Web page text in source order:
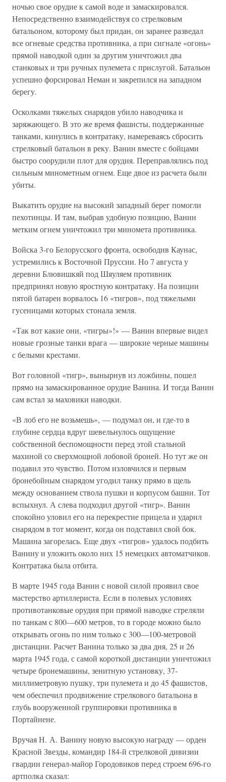
ночью свое орудие к самой воде и замаскировался.
Непосредственно взаимодействуя со стрелковым
батальоном, которому был придан, он заранее разведал
все огневые средства противника, а при сигнале «огонь»
прямой наводкой один за другим уничтожил два
станковых и три ручных пулемета с прислугой. Батальон
успешно форсировал Неман и закрепился на западном
берегу.
Осколками тяжелых снарядов убило наводчика и
заряжающего. В это же время фашисты, поддержанные
танками, кинулись в контратаку, намереваясь сбросить
стрелковый батальон в реку. Ванин вместе с бойцами
быстро соорудили плот для орудия. Переправлялись под
сильным минометным огнем. Еще двое из расчета были
убиты.
Выкатить орудие на высокий западный берег помогли
пехотинцы. И там, выбрав удобную позицию, Ванин
метким огнем уничтожил три миномета противника.
Войска 3-го Белорусского фронта, освободив Каунас,
устремились к Восточной Пруссии. Но 7 августа у
деревни Блювишкяй под Шяуляем противник
предпринял новую яростную контратаку. На позиции
пятой батареи ворвалось 16 «тигров», под тяжелыми
гусеницами которых стонала земля.
«Так вот какие они, «тигры»!» — Ванин впервые видел
новые грозные танки врага — широкие черные машины
с белыми крестами.
Вот головной «тигр», вынырнув из ложбины, пошел
прямо на замаскированное орудие Ванина. И тогда Ванин
сам встал за маховики наводки.
«В лоб его не возьмешь», — подумал он, и где-то в
глубине сердца вдруг шевельнулось ощущение
собственной беспомощности перед этой стальной
махиной со сверхмощной лобовой броней. Но тут же он
подавил это чувство. Потом изловчился и первым
бронебойным снарядом угодил танку прямо в щель
между основанием ствола пушки и корпусом башни. Тот
вспыхнул. А слева подходил другой «тигр». Ванин
спокойно уловил его на перекрестие прицела и ударил
снарядом в тот момент, когда он подставил свой бок.
Машина загорелась. Еще двух «тигров» удалось подбить
Ванину и уложить около них 15 немецких автоматчиков.
Контратака была отбита.
В марте 1945 года Ванин с новой силой проявил свое
мастерство артиллериста. Если в полевых условиях
противотанковые орудия при прямой наводке стреляли
по танкам с 800—600 метров, то в городе можно было
открывать огонь по ним только с 300—100-метровой
дистанции. Расчет Ванина только за два дня, 25 и 26
марта 1945 года, с самой короткой дистанции уничтожил
четыре бронемашины, зенитную установку, 37-
миллиметровую пушку, три пулемета и до 45 фашистов,
чем обеспечил продвижение стрелкового батальона в
глубь вооруженной группировки противника в
Портайнене.
Вручая Н. А. Ванину новую высокую награду — орден
Красной Звезды, командир 184-й стрелковой дивизии
гвардии генерал-майор Городовиков перед строем 696-го
артполка сказал: